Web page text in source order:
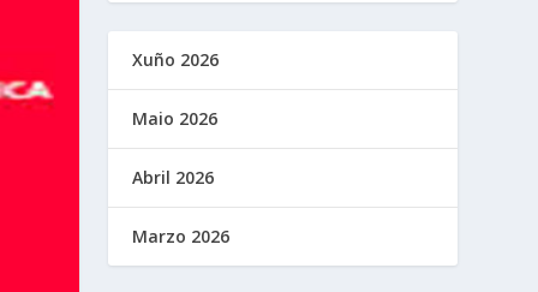
Xuño 2026
Maio 2026
Abril 2026
Marzo 2026